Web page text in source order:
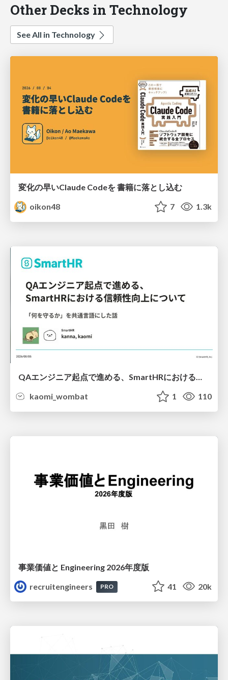
Other Decks in Technology
See All in Technology
変化の早いClaude Codeを 書籍に落とし込む
oikon48
7 1.3k
QAエンジニア起点で進める、SmartHRにおける信頼性向上について
kaomi_wombat
1 110
事業価値と Engineering 2026年度版
recruitengineers
PRO 41 20k